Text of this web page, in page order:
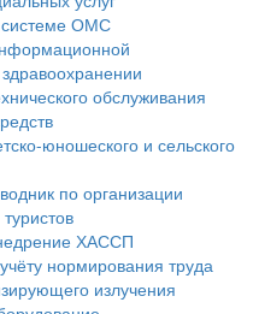
ОМС
обслуживания
юношеского и сельского
по организации
ХАССП
нормирования труда
излучения